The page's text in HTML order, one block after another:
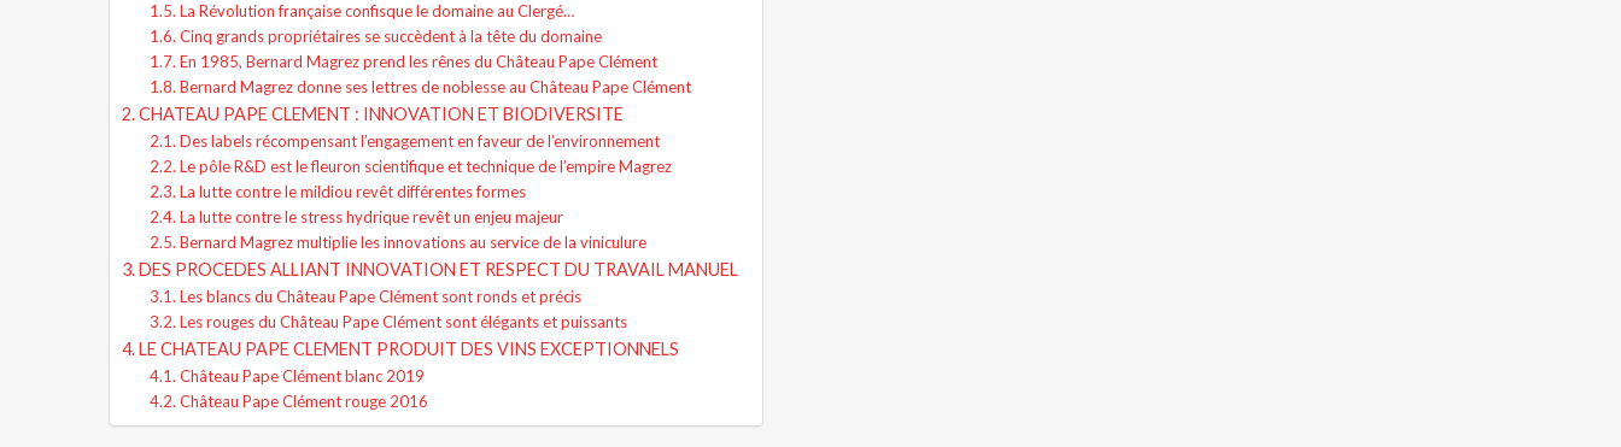
La Révolution française confisque le domaine au Clergé…
Cinq grands propriétaires se succèdent à la tête du domaine
En 1985, Bernard Magrez prend les rênes du Château Pape Clément
Bernard Magrez donne ses lettres de noblesse au Château Pape Clément
CHATEAU PAPE CLEMENT : INNOVATION ET BIODIVERSITE
Des labels récompensant l’engagement en faveur de l’environnement
Le pôle R&D est le fleuron scientifique et technique de l’empire Magrez
La lutte contre le mildiou revêt différentes formes
La lutte contre le stress hydrique revêt un enjeu majeur
Bernard Magrez multiplie les innovations au service de la viniculure
DES PROCEDES ALLIANT INNOVATION ET RESPECT DU TRAVAIL MANUEL
Les blancs du Château Pape Clément sont ronds et précis
Les rouges du Château Pape Clément sont élégants et puissants
LE CHATEAU PAPE CLEMENT PRODUIT DES VINS EXCEPTIONNELS
Château Pape Clément blanc 2019
Château Pape Clément rouge 2016